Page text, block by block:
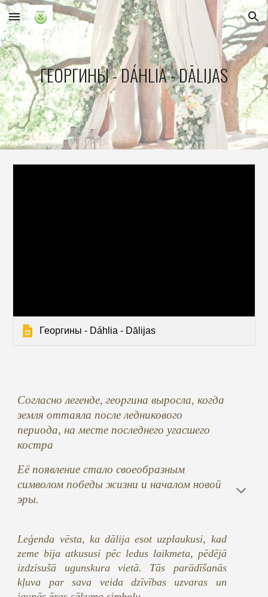
Skip to main content Skip to navigation
ГЕОРГИНЫ - DÁHLIA - DĀLIJAS
Георгины - Dáhlia - Dālijas
Согласно легенде, георгина выросла, когда
земля оттаяла после ледникового
периода, на месте последнего угасшего
костра
Её появление стало своеобразным
символом победы жизни и началом новой
эры.
Leģenda vēsta, ka dālija esot uzplaukusi, kad
zeme bija atkususi pēc ledus laikmeta, pēdējā
izdzisušā ugunskura vietā. Tās parādīšanās
kļuva par sava veida dzīvības uzvaras un